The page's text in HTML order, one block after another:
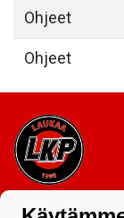
Ohjeet
Ohjeet